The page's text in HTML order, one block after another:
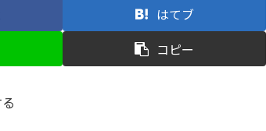
はてブ
コピー